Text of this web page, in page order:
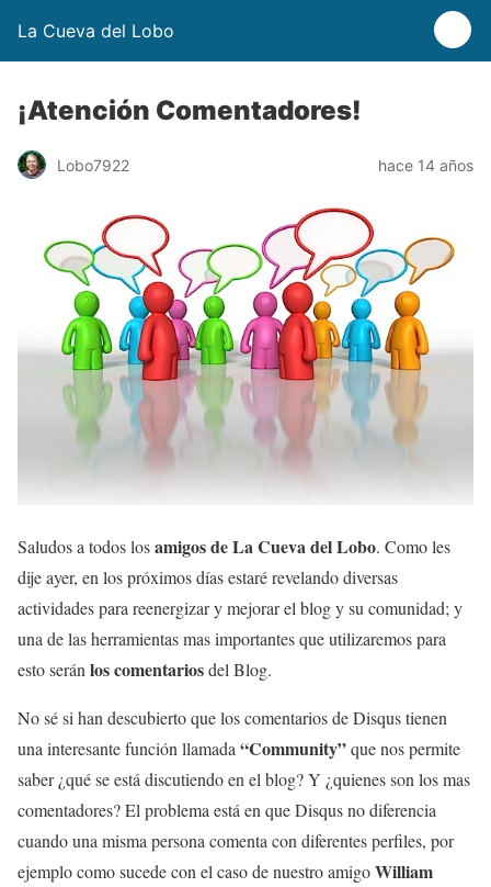
La Cueva del Lobo
¡Atención Comentadores!
Lobo7922 hace 14 años
Saludos a todos losamigos de La Cueva del Lobo. Como les
dije ayer, en los próximos días estaré revelando diversas
actividades para reenergizar y mejorar el blog y su comunidad; y
una de las herramientas mas importantes que utilizaremos para
esto serán los comentariosdel Blog.
No sé si han descubierto que los comentarios de Disqus tienen
una interesante función llamada “Community”que nos permite
saber ¿qué se está discutiendo en el blog? Y ¿quienes son los mas
comentadores? El problema está en que Disqus no diferencia
cuando una misma persona comenta con diferentes perfiles, por
ejemplo como sucede con el caso de nuestro amigoWilliam